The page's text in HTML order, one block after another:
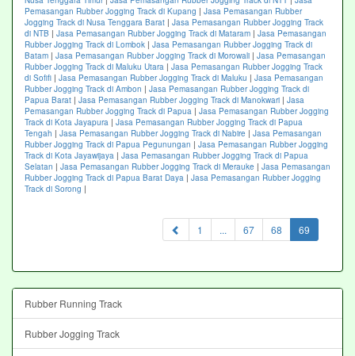
Pemasangan Rubber Jogging Track di Kupang | Jasa Pemasangan Rubber
Jogging Track di Nusa Tenggara Barat | Jasa Pemasangan Rubber Jogging Track
di NTB | Jasa Pemasangan Rubber Jogging Track di Mataram | Jasa Pemasangan
Rubber Jogging Track di Lombok | Jasa Pemasangan Rubber Jogging Track di
Batam | Jasa Pemasangan Rubber Jogging Track di Morowali | Jasa Pemasangan
Rubber Jogging Track di Maluku Utara | Jasa Pemasangan Rubber Jogging Track
di Sofifi | Jasa Pemasangan Rubber Jogging Track di Maluku | Jasa Pemasangan
Rubber Jogging Track di Ambon | Jasa Pemasangan Rubber Jogging Track di
Papua Barat | Jasa Pemasangan Rubber Jogging Track di Manokwari | Jasa
Pemasangan Rubber Jogging Track di Papua | Jasa Pemasangan Rubber Jogging
Track di Kota Jayapura | Jasa Pemasangan Rubber Jogging Track di Papua
Tengah | Jasa Pemasangan Rubber Jogging Track di Nabire | Jasa Pemasangan
Rubber Jogging Track di Papua Pegunungan | Jasa Pemasangan Rubber Jogging
Track di Kota Jayawijaya | Jasa Pemasangan Rubber Jogging Track di Papua
Selatan | Jasa Pemasangan Rubber Jogging Track di Merauke | Jasa Pemasangan
Rubber Jogging Track di Papua Barat Daya | Jasa Pemasangan Rubber Jogging
Track di Sorong |
1 ... 67 68 69
Rubber Running Track
Rubber Jogging Track